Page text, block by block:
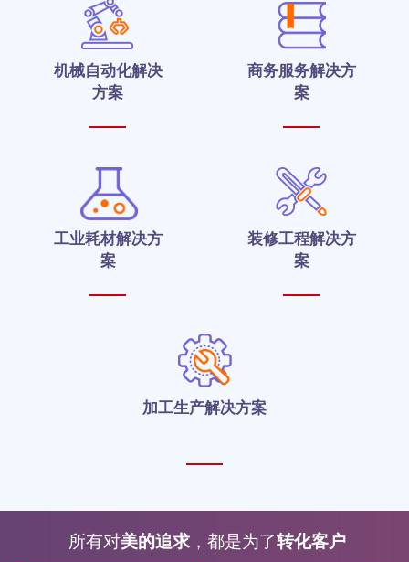
机械自动化解决
方案
商务服务解决方
案
工业耗材解决方
案
装修工程解决方
案
加工生产解决方案
所有对美的追求 ，都是为了转化客户